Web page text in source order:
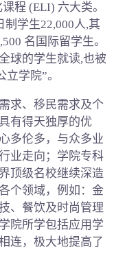
程 (ELI) 六大类。
学生22,000人,其
名国际留学生。
球的学生就读,也被
学院”。
求、移民需求及个
有得天独厚的优
多伦多，与众多业
业走向；学院专科
顶级名校继续深造
个领域，例如：金
、餐饮及时尚管理
院所学包括应用学
连，极大地提高了